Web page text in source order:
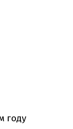
году